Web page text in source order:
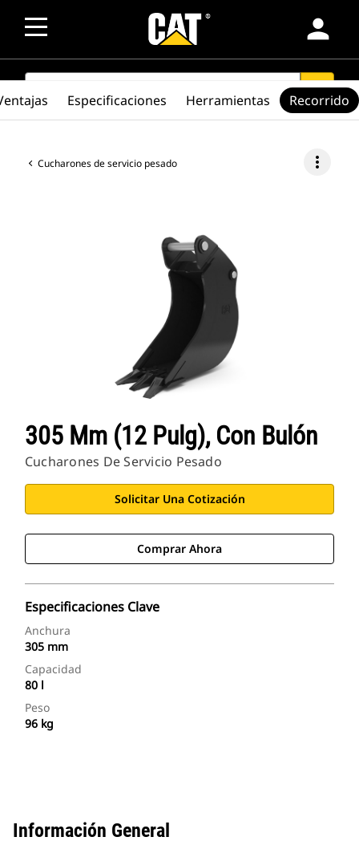
person
SEARCH search
Cucharones de servicio pesado more_vert
305 Mm (12 Pulg), Con Bulón
Cucharones De Servicio Pesado
Solicitar Una Cotización
Comprar Ahora
Especificaciones Clave
Anchura
305 mm
Capacidad
80 l
Peso
96 kg
Especificaciones Herramientas Recorrido
Información General